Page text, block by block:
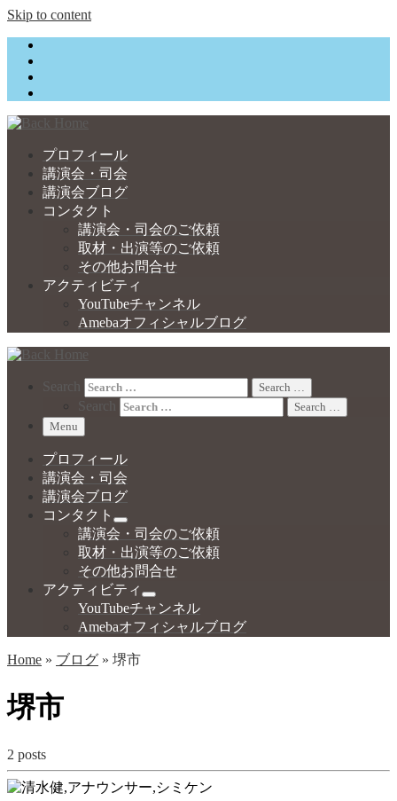
Skip to content
プロフィール
講演会・司会
講演会ブログ
コンタクト
講演会・司会のご依頼
取材・出演等のご依頼
その他お問合せ
アクティビティ
YouTubeチャンネル
Amebaオフィシャルブログ
Search Search …
Search
Search …
Menu
プロフィール
講演会・司会
講演会ブログ
コンタクト
講演会・司会のご依頼
取材・出演等のご依頼
その他お問合せ
アクティビティ
YouTubeチャンネル
Amebaオフィシャルブログ
Home » ブログ » 堺市
堺市
2 posts